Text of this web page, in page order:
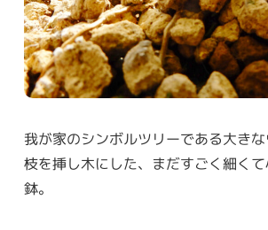
我が家のシンボルツリーである大き
枝を挿し木にした、まだすごく細く
鉢。